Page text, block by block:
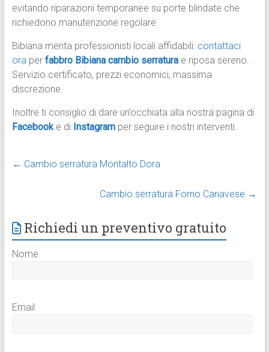
evitando riparazioni temporanee su porte blindate che
richiedono manutenzione regolare.
Bibiana merita professionisti locali affidabili: contattaci
oraper fabbro Bibiana cambio serraturae riposa sereno.
Servizio certificato, prezzi economici, massima
discrezione.
Inoltre ti consiglio di dare un’occhiata alla nostra pagina di
Facebook e di Instagram per seguire i nostri interventi.
← Cambio serratura Montalto Dora
Cambio serratura Forno Canavese →
Richiedi un preventivo gratuito
Nome
Email